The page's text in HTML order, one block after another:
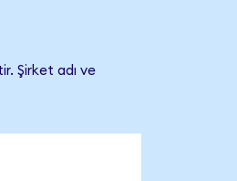
Şirket adı ve